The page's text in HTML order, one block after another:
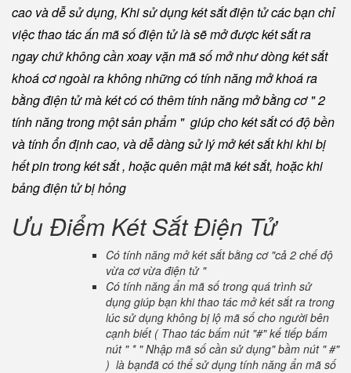
cao và dễ sử dụng, Khi sử dụng két sắt điện tử các bạn chỉ
việc thao tác ấn mã số điện tử là sẽ mở được két sắt ra
ngay chứ không cần xoay vặn mã số mở như dòng két sắt
khoá cơ ngoài ra không những có tính năng mở khoá ra
bằng điện tử mà két có có thêm tính năng mở bằng cơ " 2
tính năng trong một sản phẩm " giúp cho két sắt có độ bền
và tính ổn định cao, và dễ dàng sử lý mở két sắt khi khi bị
hết pin trong két sắt , hoặc quên mật mã két sắt, hoặc khi
bảng điện tử bị hỏng
Ưu Điểm Két Sắt Điện Tử
Có tính năng mở két sắt bằng cơ "cả 2 chế độ
vừa cơ vừa điện tử "
Có tính năng ẩn mã số trong quá trình sử
dụng giúp bạn khi thao tác mở két sắt ra trong
lúc sử dụng không bị lộ mã số cho người bên
cạnh biết ( Thao tác bấm nút "#" kế tiếp bấm
nút " * " Nhập mã số cần sử dụng" bầm nút " #"
) là bạnđã có thể sử dụng tính năng ẩn mã số